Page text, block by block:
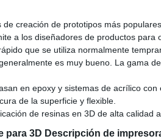
de creación de prototipos más
a los diseñadores de productos
que se utiliza normalmente
es muy bueno. La gama
en epoxy y sistemas de acrílico
de la superficie y flexible.
de resinas en 3D de alta calidad
3D Descripción de